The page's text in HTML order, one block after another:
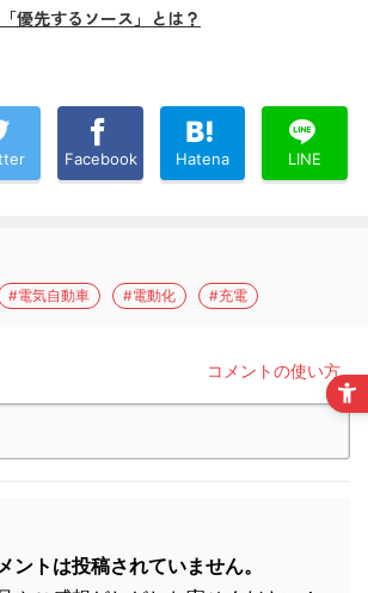
「優先するソース」とは？
Facebook Hatena LINE
#電気自動車 #電動化 #充電
コメントの使い方
ントは投稿されていません。